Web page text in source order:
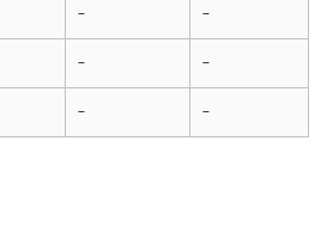
- -
- -
- -